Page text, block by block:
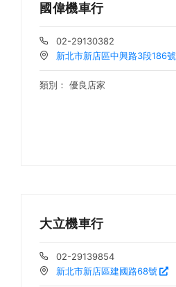
國偉機車行
02-29130382
新北市新店區中興路3段186號
類別： 優良店家
大立機車行
02-29139854
新北市新店區建國路68號